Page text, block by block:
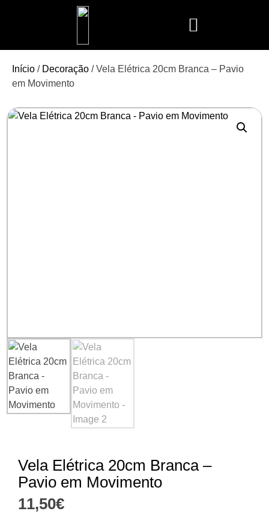
Início / Decoração / Vela Elétrica 20cm Branca – Pavio
em Movimento
Vela Elétrica 20cm Branca –
Pavio em Movimento
11,50€